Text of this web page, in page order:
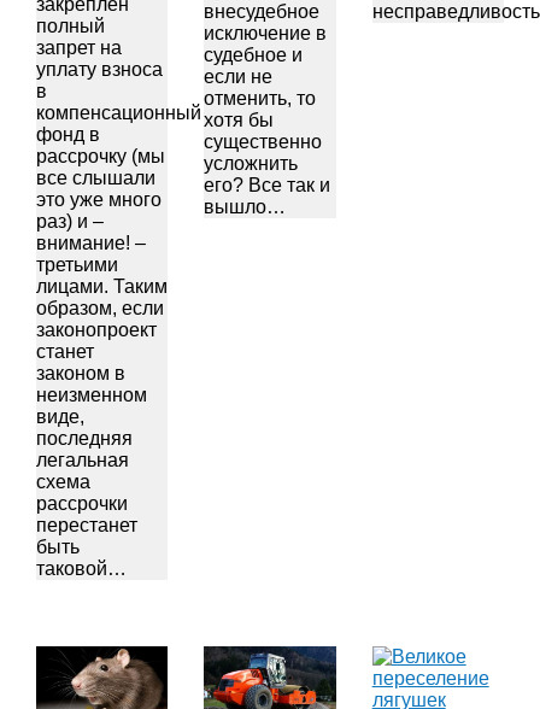
полный
запрет на
уплату взноса
в
компенсационный
фонд в
рассрочку (мы
все слышали
это уже много
раз) и –
внимание! –
третьими
лицами. Таким
образом, если
законопроект
станет
законом в
неизменном
виде,
последняя
легальная
схема
рассрочки
перестанет
быть
таковой…
внесудебное
исключение в
судебное и
если не
отменить, то
хотя бы
существенно
усложнить
его? Все так и
вышло…